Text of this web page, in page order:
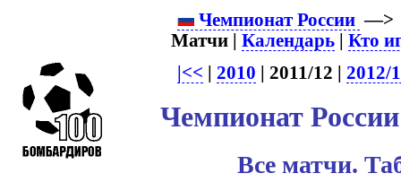
Чемпионат России
Матчи | Календарь
Кто
|<<
2010 | 2011/12 | 2012/
Чемпионат
Все матчи.